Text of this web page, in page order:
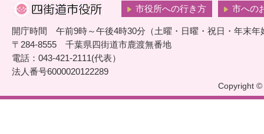
市役所への行き方 市への
開庁時間 午前9時～午後4時30分（土曜・日曜・祝日・年末年
〒284-8555 千葉県四街道市鹿渡無番地
電話：043-421-2111(代表）
法人番号6000020122289
Copyright ©